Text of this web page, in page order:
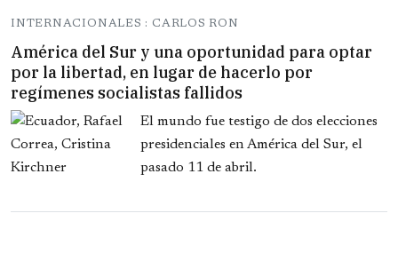
INTERNACIONALES : CARLOS RON
América del Sur y una oportunidad para optar
por la libertad, en lugar de hacerlo por
regímenes socialistas fallidos
El mundo fue testigo de dos elecciones
presidenciales en América del Sur, el
pasado 11 de abril.